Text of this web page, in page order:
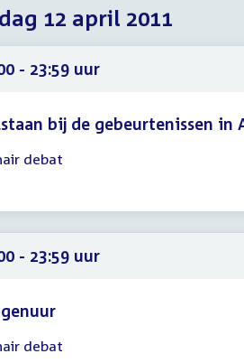
april
2011
12 april 2011
- 23:59 uur
bij de gebeurtenissen in
debat
- 23:59 uur
debat